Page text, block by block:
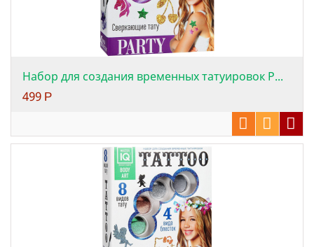
Набор для создания временных татуировок P...
499 Р